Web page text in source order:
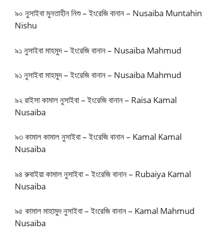
৯০ নুসাইবা মুনতাহীন নিশু – ইংরেজি বানান – Nusaiba Muntahin
Nishu
৯১ নুসাইবা মাহমুদ – ইংরেজি বানান – Nusaiba Mahmud
৯১ নুসাইবা মাহমুদ – ইংরেজি বানান – Nusaiba Mahmud
৯২ রাইসা কামাল নুসাইবা – ইংরেজি বানান – Raisa Kamal
Nusaiba
৯৩ কামাল কামাল নুসাইবা – ইংরেজি বানান – Kamal Kamal
Nusaiba
৯৪ রুবাইয়া কামাল নুসাইবা – ইংরেজি বানান – Rubaiya Kamal
Nusaiba
৯৫ কামাল মাহামুদ নুসাইবা – ইংরেজি বানান – Kamal Mahmud
Nusaiba